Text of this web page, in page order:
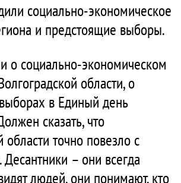
социально-экономическое
и предстоящие выборы.
о социально-экономическом
области, о
в Единый день
сказать, что
области точно повезло с
Десантники – они всегда
людей, они понимают, кто